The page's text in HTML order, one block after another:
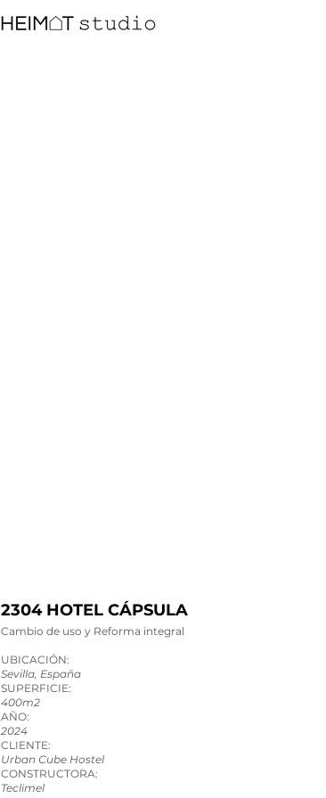
2304 HOTEL CÁPSULA
Cambio de uso y Reforma integral
UBICACIÓN:
Sevilla, España​
SUPERFICIE:
400m2
AÑO:
2024
CLIENTE:
Urban Cube Hostel
CONSTRUCTORA:
Teclimel